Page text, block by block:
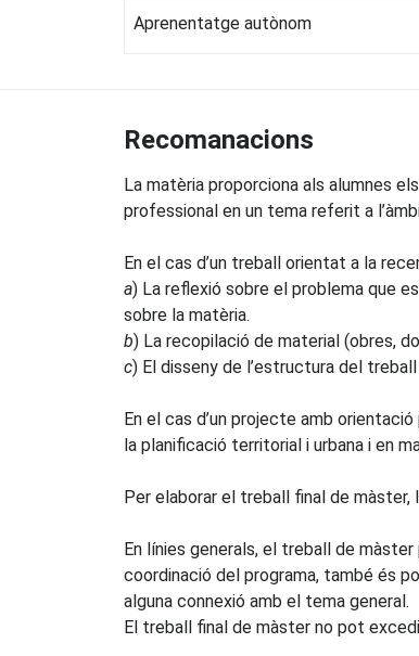
Aprenentatge autònom
Recomanacions
La matèria proporciona als alumnes
professional en un tema referit a
En el cas d’un treball orientat a la
a) La reflexió sobre el problema que
sobre la matèria.
b) La recopilació de material (obres,
c) El disseny de l’estructura del
En el cas d’un projecte amb
la planificació territorial i urbana i en
Per elaborar el treball final de màster,
En línies generals, el treball de
coordinació del programa, també és
alguna connexió amb el tema general.
El treball final de màster no pot